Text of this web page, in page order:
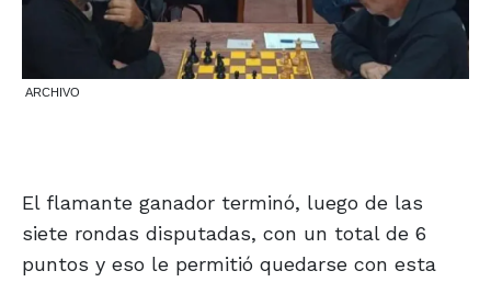
ARCHIVO
El flamante ganador terminó, luego de las
siete rondas disputadas, con un total de 6
puntos y eso le permitió quedarse con esta